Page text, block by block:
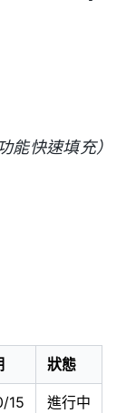
能快速填充）
狀態
15 進行中